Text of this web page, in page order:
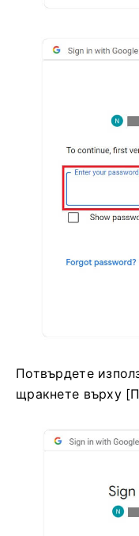
Потвърдете
щракнете върху